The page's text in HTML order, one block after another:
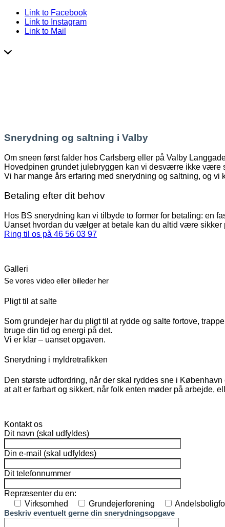
Link to Facebook
Link to Instagram
Link to Mail
Snerydning og saltning i Valby
Om sneen først falder hos Carlsberg eller på Valby
Hovedpinen grundet julebryggen kan vi desværre ikke
Vi har mange års erfaring med snerydning og saltning, og vi
Betaling efter dit behov
Hos BS snerydning kan vi tilbyde to former for betaling: en
Uanset hvordan du vælger at betale kan du altid være
Ring til os på 46 56 03 97
Galleri
Se vores video eller billeder her
Pligt til at salte
Som grundejer har du pligt til at rydde og salte fortove,
bruge din tid og energi på det.
Vi er klar – uanset opgaven.
Snerydning i myldretrafikken
Den største udfordring, når der skal ryddes sne i
at alt er farbart og sikkert, når folk enten møder på arbejde,
Kontakt os
Dit navn (skal udfyldes)
Din e-mail (skal udfyldes)
Dit telefonnummer
Repræsenter du en:
Virksomhed
Grundejerforening
Beskriv eventuelt gerne din snerydningsopgave